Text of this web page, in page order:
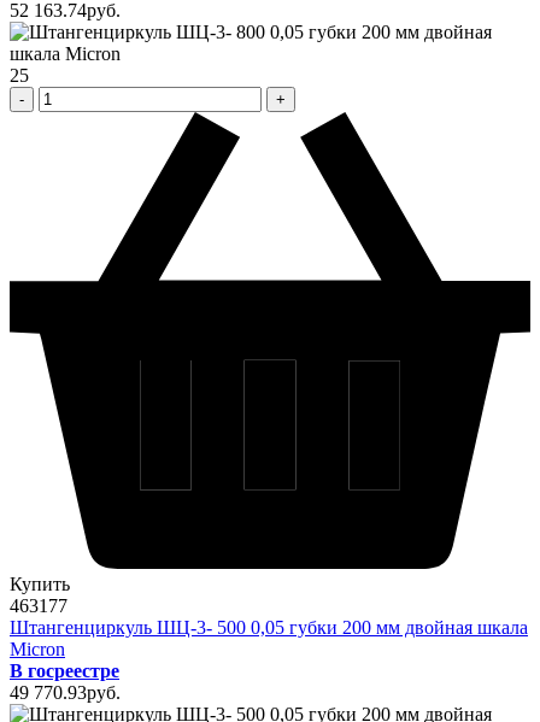
52 163.74pуб.
25
Купить
463177
Штангенциркуль ШЦ-3- 500 0,05 губки 200 мм двойная шкала
Micron
В госреестре
49 770.93pуб.